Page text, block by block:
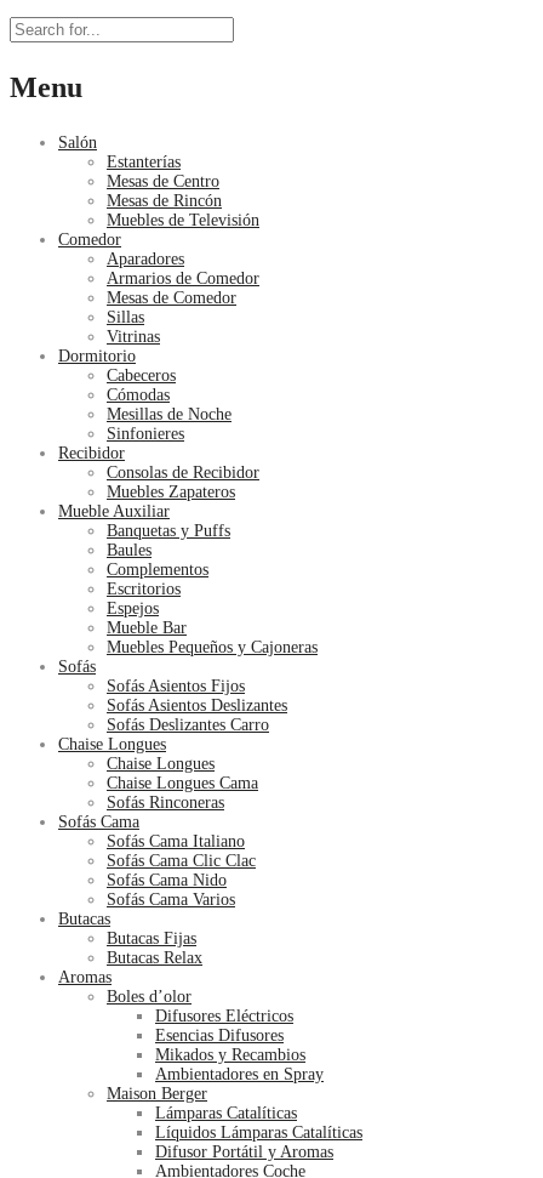
Menu
Salón
Estanterías
Mesas de Centro
Mesas de Rincón
Muebles de Televisión
Comedor
Aparadores
Armarios de Comedor
Mesas de Comedor
Sillas
Vitrinas
Dormitorio
Cabeceros
Cómodas
Mesillas de Noche
Sinfonieres
Recibidor
Consolas de Recibidor
Muebles Zapateros
Mueble Auxiliar
Banquetas y Puffs
Baules
Complementos
Escritorios
Espejos
Mueble Bar
Muebles Pequeños y Cajoneras
Sofás
Sofás Asientos Fijos
Sofás Asientos Deslizantes
Sofás Deslizantes Carro
Chaise Longues
Chaise Longues
Chaise Longues Cama
Sofás Rinconeras
Sofás Cama
Sofás Cama Italiano
Sofás Cama Clic Clac
Sofás Cama Nido
Sofás Cama Varios
Butacas
Butacas Fijas
Butacas Relax
Aromas
Boles d’olor
Difusores Eléctricos
Esencias Difusores
Mikados y Recambios
Ambientadores en Spray
Maison Berger
Lámparas Catalíticas
Líquidos Lámparas Catalíticas
Difusor Portátil y Aromas
Ambientadores Coche